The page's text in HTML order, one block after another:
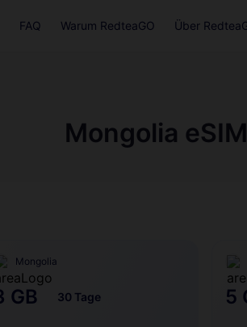
FAQ Warum RedteaGO Über
Mongolia
Mongolia
GB 30 Tage 5